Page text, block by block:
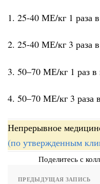
1. 25-40 МЕ/кг 1 раза
2. 25-40 МЕ/кг 3 раза
3. 50–70 МЕ/кг 1 раз
4. 50–70 МЕ/кг 3 раза
Непрерывное
(по утвержденным
Поделитесь с
ПРЕДЫДУЩАЯ ЗАПИСЬ